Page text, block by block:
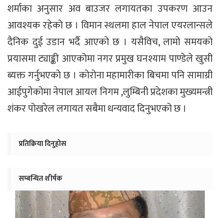
शर्माका अनुसार अव बाउजर लगायतका उपकरण आउन
आवश्यक रहेको छ । विमान स्थलमा हाल नेपाल एयरलान्सले
दैनिक दुई उडान भर्दै आएको छ । यसैविच, लामो समयको
प्रयासमा ट्याङ्की आएकोमा नगर प्रमुख घनश्याम पाण्डेले खुसी
ब्यक्त गर्नुभएको छ । कोरोना महामारीका बिचमा पनि सामाग्री
आईपुगेकोमा नेपाल आयल निगम ,लुम्बिनी प्रदेशका मुख्यमन्त्री
शंकर पोखरेल लगायत सबैमा धन्यवाद दिनुभएको छ ।
प्रतिक्रिया दिनुहोस
सम्बन्धित शीर्षक